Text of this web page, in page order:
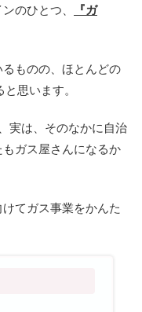
のひとつ、
『ガ
ものの、ほとんどの
思います。
実は、そのなかに自治
ガス屋さんになるか
てガス事業をかんた